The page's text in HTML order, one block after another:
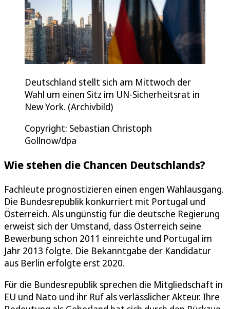
Deutschland stellt sich am Mittwoch der
Wahl um einen Sitz im UN-Sicherheitsrat in
New York. (Archivbild)
Copyright: Sebastian Christoph
Gollnow/dpa
Wie stehen die Chancen Deutschlands?
Fachleute prognostizieren einen engen Wahlausgang.
Die Bundesrepublik konkurriert mit Portugal und
Österreich. Als ungünstig für die deutsche Regierung
erweist sich der Umstand, dass Österreich seine
Bewerbung schon 2011 einreichte und Portugal im
Jahr 2013 folgte. Die Bekanntgabe der Kandidatur
aus Berlin erfolgte erst 2020.
Für die Bundesrepublik sprechen die Mitgliedschaft in
EU und Nato und ihr Ruf als verlässlicher Akteur. Ihre